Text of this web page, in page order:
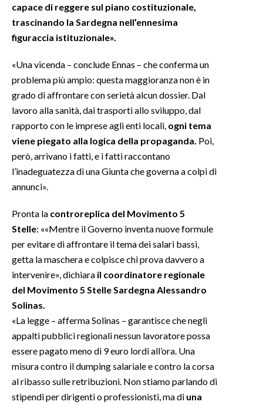
capace di reggere sul piano costituzionale,
trascinando la Sardegna nell’ennesima
figuraccia istituzionale».
«Una vicenda – conclude Ennas – che conferma un
problema più ampio: questa maggioranza non è in
grado di affrontare con serietà alcun dossier. Dal
lavoro alla sanità, dai trasporti allo sviluppo, dal
rapporto con le imprese agli enti locali, ogni tema
viene piegato alla logica della propaganda. Poi,
però, arrivano i fatti, e i fatti raccontano
l’inadeguatezza di una Giunta che governa a colpi di
annunci».
Pronta la controreplica del Movimento 5
Stelle: ««Mentre il Governo inventa nuove formule
per evitare di affrontare il tema dei salari bassi,
getta la maschera e colpisce chi prova davvero a
intervenire», dichiara il coordinatore regionale
del Movimento 5 Stelle Sardegna Alessandro
Solinas.
«La legge – afferma Solinas – garantisce che negli
appalti pubblici regionali nessun lavoratore possa
essere pagato meno di 9 euro lordi all’ora. Una
misura contro il dumping salariale e contro la corsa
al ribasso sulle retribuzioni. Non stiamo parlando di
stipendi per dirigenti o professionisti, ma di una